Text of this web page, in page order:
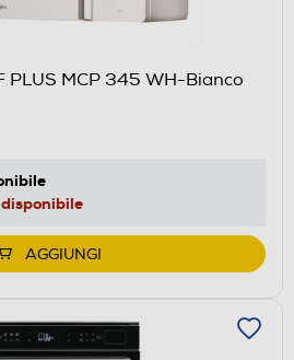
PLUS MCP 345 WH-Bianco
AGGIUNGI